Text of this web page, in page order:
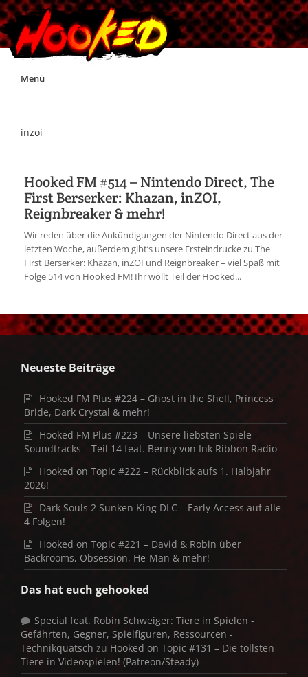
Skip
Menü
Impressum
Jobs
Discord
inzoi
Hooked FM #514 – Nintendo Direct, The
First Berserker: Khazan, inZOI,
Reignbreaker & mehr!
Wir reden über die Ankündigungen der Nintendo Direct aus der
letzten Woche, außerdem gibt’s unsere Ersteindrucke zu The
First Berserker: Khazan, inZOI und Reignbreaker – viel Spaß mit
Folge 514 von Hooked FM! Ihr wollt Teil der Hooked...
Neueste Beiträge
Hooked FM Plus #224 – Ghost in the Shell, Princess
Bride, Dark Crystal & mehr!
Hooked FM Plus #223 – Unsere liebsten Spiele-
Soundtracks – Teil 14 feat. Benny von Ink Ribbon Radio
Hooked on Topic #222 – Rückblick aufs 1. Halbjahr
2026!
Dark Souls 2 Sunken King DLC – Early Access auf alle
4 Folgen!
Hooked on Topic #221 – David & Robin über
Backrooms, Obsession, He-Man & mehr!
Das hat euch gehooked
Special feat. Robin Schweiger: Tiere in Spielen -
Gefährten, Gegner, Spielfiguren, Ressourcen -
Technikquatsch zu Hooked on Topic #131 – Die tollsten
Tiere in Videospielen! (Patreon/Steady)